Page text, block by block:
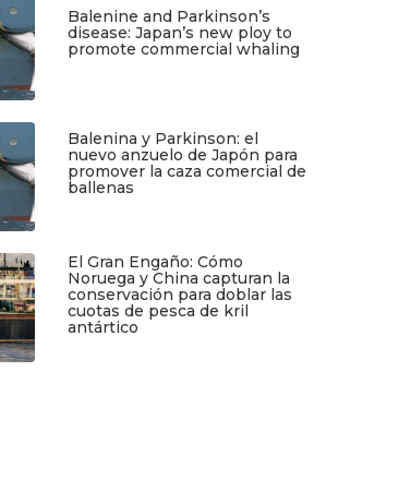
Balenine and Parkinson’s
disease: Japan’s new ploy to
promote commercial whaling
Balenina y Parkinson: el
nuevo anzuelo de Japón para
promover la caza comercial de
ballenas
El Gran Engaño: Cómo
Noruega y China capturan la
conservación para doblar las
cuotas de pesca de kril
antártico
SUSCRÍBETE
Regístrate y recibirás gratis en tu
correo nuestra Guía de Identificación
de Pequeños Cetáceos de Chile, así
noticias cada mes.
Quiero Suscribirme